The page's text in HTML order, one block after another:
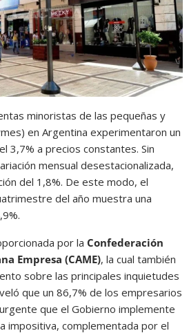
minoristas de las pequeñas y
en Argentina experimentaron un
3,7% a precios constantes. Sin
mensual desestacionalizada,
del 1,8%. De este modo, el
del año muestra una
por la Confederación
Empresa (CAME), la cual también
sobre las principales inquietudes
que un 86,7% de los empresarios
que el Gobierno implemente
impositiva, complementada por el